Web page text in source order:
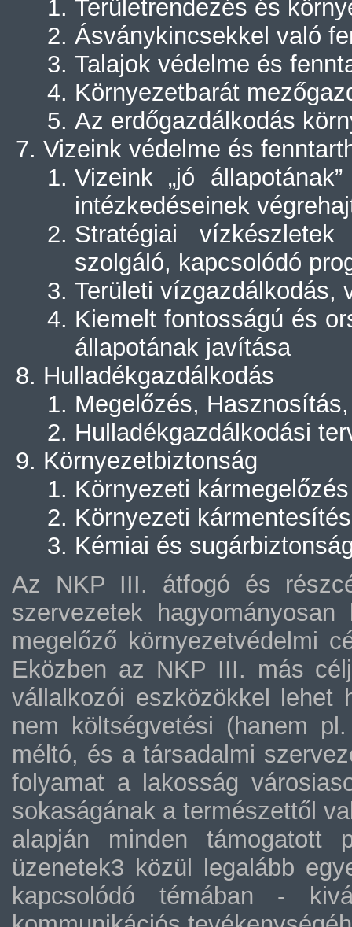
Területrendezés és
Ásványkincsekkel való
Talajok védelme és
Környezetbarát
Az erdőgazdálkodás
Vizeink védelme és
Vizeink „jó
intézkedéseinek
Stratégiai
szolgáló, kapcsolódó
Területi vízgazdálkodás,
Kiemelt fontosságú és
állapotának javítása
Hulladékgazdálkodás
Megelőzés,
Hulladékgazdálkodási
Környezetbiztonság
Környezeti
Környezeti kármentesítés
Kémiai és
Az NKP III. átfogó és
szervezetek
megelőző környezetvédelmi
Eközben az NKP III. más
vállalkozói eszközökkel lehet
nem költségvetési (hanem
méltó, és a társadalmi
folyamat a lakosság
sokaságának a természettől
alapján minden támogatott
üzenetek3 közül legalább
kapcsolódó témában -